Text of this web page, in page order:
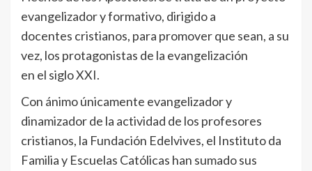
evangelizador y formativo, dirigido a
docentes cristianos, para promover que sean, a su
vez, los protagonistas de la evangelización
en el siglo XXI.
Con ánimo únicamente evangelizador y
dinamizador de la actividad de los profesores
cristianos, la Fundación Edelvives, el Instituto da
Familia y Escuelas Católicas han sumado sus